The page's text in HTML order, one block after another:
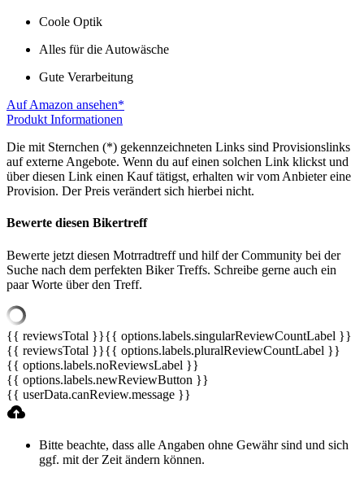
Coole Optik
Alles für die Autowäsche
Gute Verarbeitung
Auf Amazon ansehen*
Produkt Informationen
Die mit Sternchen (*) gekennzeichneten Links sind Provisionslinks
auf externe Angebote. Wenn du auf einen solchen Link klickst und
über diesen Link einen Kauf tätigst, erhalten wir vom Anbieter eine
Provision. Der Preis verändert sich hierbei nicht.
Bewerte diesen Bikertreff
Bewerte jetzt diesen Motrradtreff und hilf der Community bei der
Suche nach dem perfekten Biker Treffs. Schreibe gerne auch ein
paar Worte über den Treff.
{{ reviewsTotal }}{{ options.labels.singularReviewCountLabel }}
{{ reviewsTotal }}{{ options.labels.pluralReviewCountLabel }}
{{ options.labels.noReviewsLabel }}
{{ options.labels.newReviewButton }}
{{ userData.canReview.message }}
Bitte beachte, dass alle Angaben ohne Gewähr sind und sich
ggf. mit der Zeit ändern können.